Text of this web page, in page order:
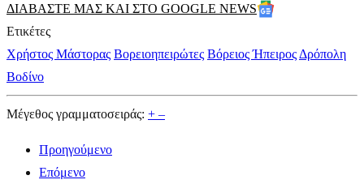
ΔΙΑΒΑΣΤΕ ΜΑΣ ΚΑΙ ΣΤΟ GOOGLE NEWS
Ετικέτες
Χρήστος Μάστορας Βορειοηπειρώτες Βόρειος Ήπειρος Δρόπολη
Βοδίνο
Μέγεθος γραμματοσειράς: + –
Προηγούμενο
Επόμενο